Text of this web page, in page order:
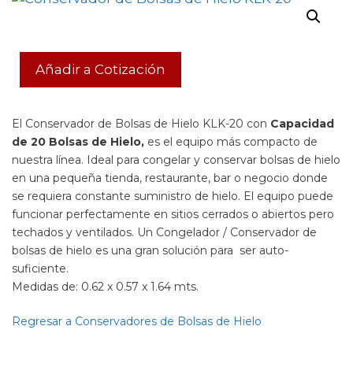
Añadir a Cotización
El Conservador de Bolsas de Hielo KLK-20 con Capacidad
de 20 Bolsas de Hielo, es el equipo más compacto de
nuestra línea. Ideal para congelar y conservar bolsas de hielo
en una pequeña tienda, restaurante, bar o negocio donde
se requiera constante suministro de hielo. El equipo puede
funcionar perfectamente en sitios cerrados o abiertos pero
techados y ventilados. Un Congelador / Conservador de
bolsas de hielo es una gran solución para ser auto-
suficiente.
Medidas de: 0.62 x 0.57 x 1.64 mts.
Regresar a Conservadores de Bolsas de Hielo